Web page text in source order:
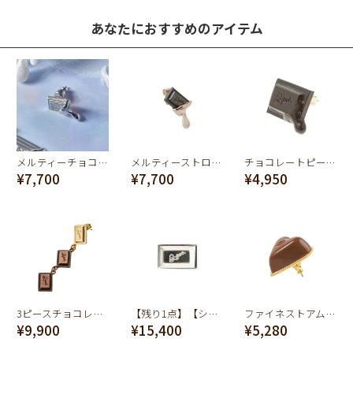
あなたにおすすめのアイテム
メルティーチョコレートピアス（シルバー）
¥7,700
メルティーストロベリー チョコレートピアス
¥7,700
チョコレートピースグッドラック ピアス
¥4,950
3ピースチョコレートピアス
¥9,900
【残り1点】【シルバー925】プチチョコレート ピアス
¥15,400
ファイネストアムールショコラ ピアス（ブラウン）
¥5,280